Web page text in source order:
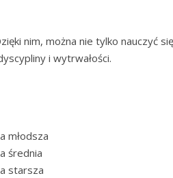
nim, można nie tylko nauczyć
i wytrwałości.
młodsza
średnia
starsza